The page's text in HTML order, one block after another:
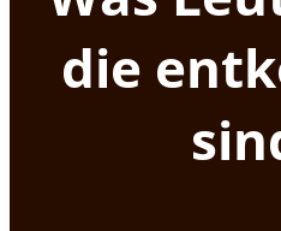
die